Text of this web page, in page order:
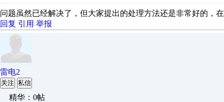
问题虽然已经解决了，但大家提出的处理方法还是非常好的，
回复 引用 举报
雷电2
关注 私信
精华：0帖